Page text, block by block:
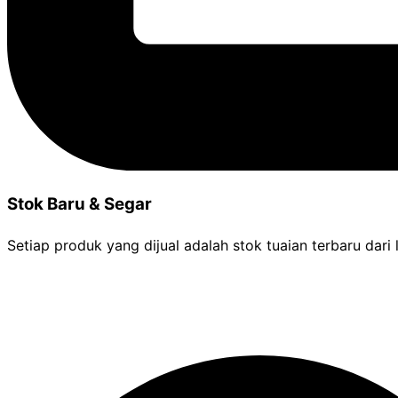
Stok Baru & Segar
Setiap produk yang dijual adalah stok tuaian terbaru dari